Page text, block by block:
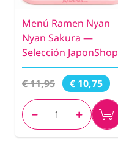
Menú Ramen Nyan
Nyan Sakura —
Selección JaponShop
€ 11,95 € 10,75